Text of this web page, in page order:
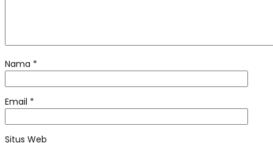
Nama *
Email *
Situs Web